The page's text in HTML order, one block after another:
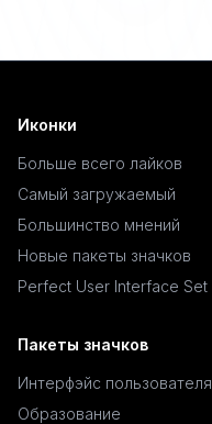
Иконки
Больше всего лайков
Самый загружаемый
Большинство мнений
Новые пакеты значков
Perfect User Interface Set
Пакеты значков
Интерфэйс пользователя
Образование